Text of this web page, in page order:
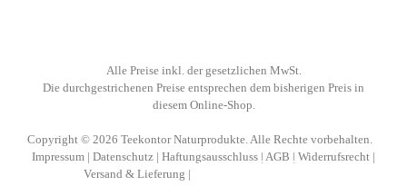
Alle Preise inkl. der gesetzlichen MwSt.
Die durchgestrichenen Preise entsprechen dem bisherigen Preis in
diesem Online-Shop.
Copyright © 2026 Teekontor Naturprodukte. Alle Rechte vorbehalten.
Impressum | Datenschutz | Haftungsausschluss | AGB | Widerrufsrecht |
Versand & Lieferung |